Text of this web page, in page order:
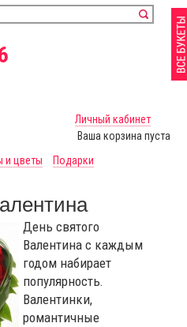
Личный кабинет
Ваша корзина пуста
и цветы
Подарки
День святого
Валентина с каждым
годом набирает
популярность.
Валентинки,
романтичные